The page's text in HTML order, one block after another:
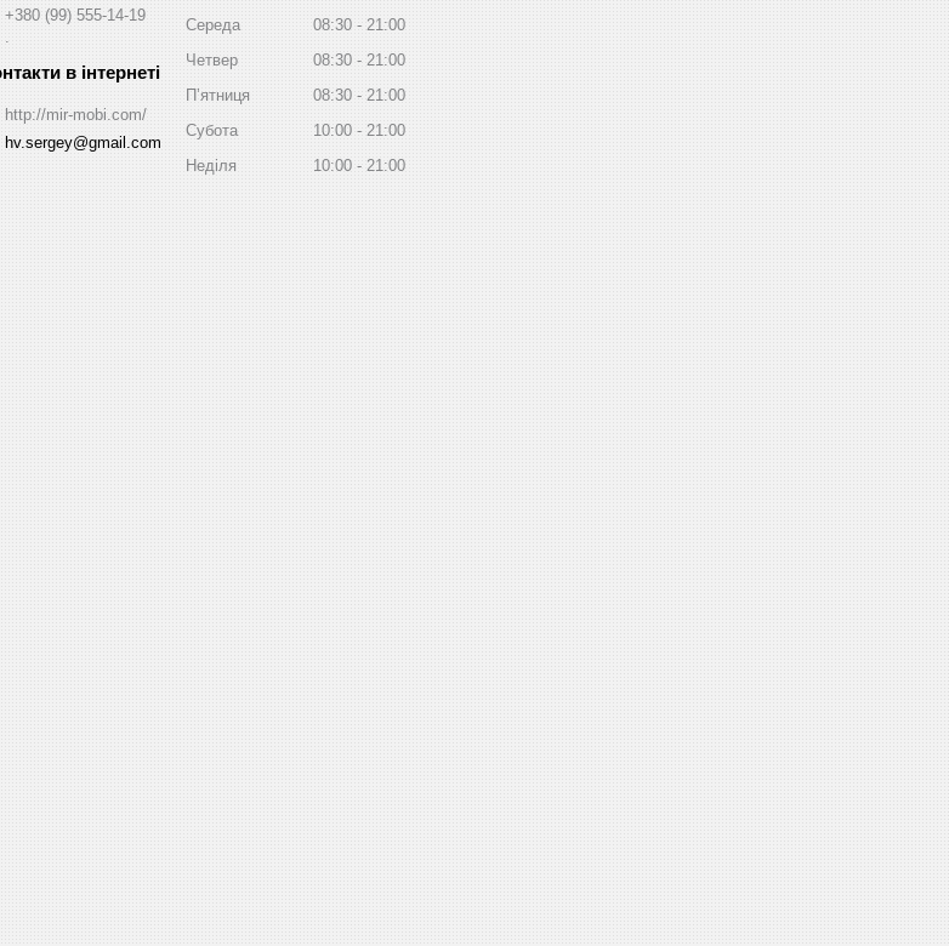
+380 (99) 555-14-19
http://mir-mobi.com/
hv.sergey@gmail.com
Середа
08:30
21:00
Четвер
08:30
21:00
Пʼятниця
08:30
21:00
Субота
10:00
21:00
Неділя
10:00 21:00